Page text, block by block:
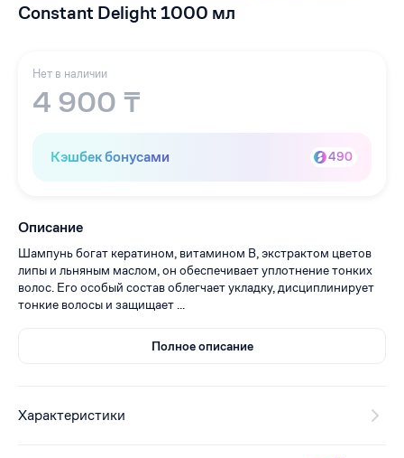
Constant Delight 1000 мл
Нет в наличии
4 900 ₸
Кэшбек бонусами 490
Описание
Шампунь богат кератином, витамином В, экстрактом цветов
липы и льняным маслом, он обеспечивает уплотнение тонких
волос. Его особый состав облегчает укладку, дисциплинирует
тонкие волосы и защищает ...
Полное описание
Характеристики